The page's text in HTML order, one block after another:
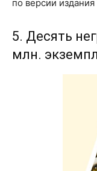
по версии
5. Десять
млн.